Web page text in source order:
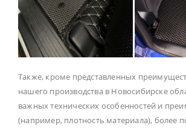
Также, кроме представленных
нашего производства в Новосибирске
важных технических особенностей и
(например, плотность материала), более